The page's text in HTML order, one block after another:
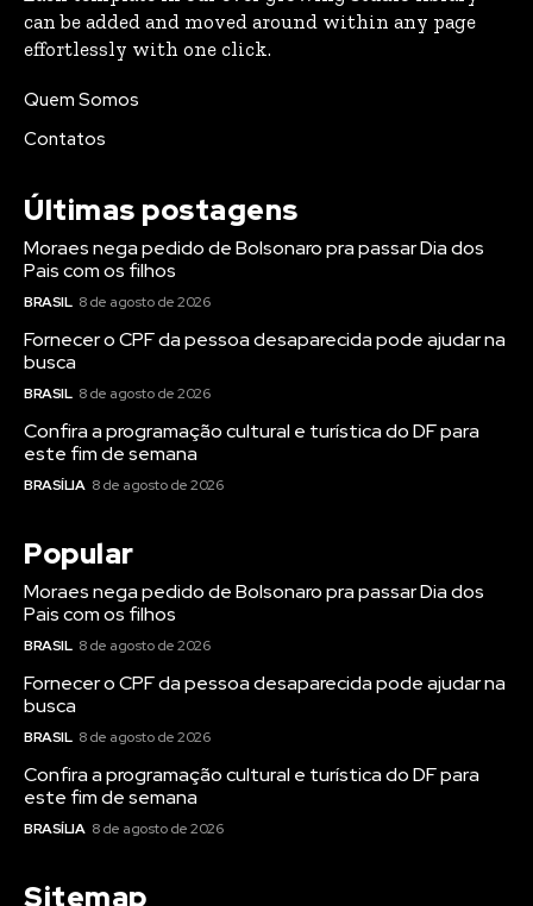
can be added and moved around within any page
effortlessly with one click.
Quem Somos
Contatos
Últimas postagens
Moraes nega pedido de Bolsonaro pra passar Dia dos
Pais com os filhos
BRASIL 8 de agosto de 2026
Fornecer o CPF da pessoa desaparecida pode ajudar na
busca
BRASIL 8 de agosto de 2026
Confira a programação cultural e turística do DF para
este fim de semana
BRASÍLIA 8 de agosto de 2026
Popular
Moraes nega pedido de Bolsonaro pra passar Dia dos
Pais com os filhos
BRASIL 8 de agosto de 2026
Fornecer o CPF da pessoa desaparecida pode ajudar na
busca
BRASIL 8 de agosto de 2026
Confira a programação cultural e turística do DF para
este fim de semana
BRASÍLIA 8 de agosto de 2026
Sitemap